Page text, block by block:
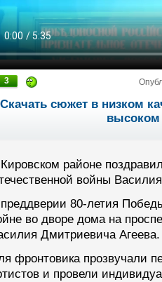
3
Скачать сюжет в низком
высоком
районе
войны
80-летия
во дворе дома на
Дмитриевича Агеева.
фронтовика прозвучали
и провели